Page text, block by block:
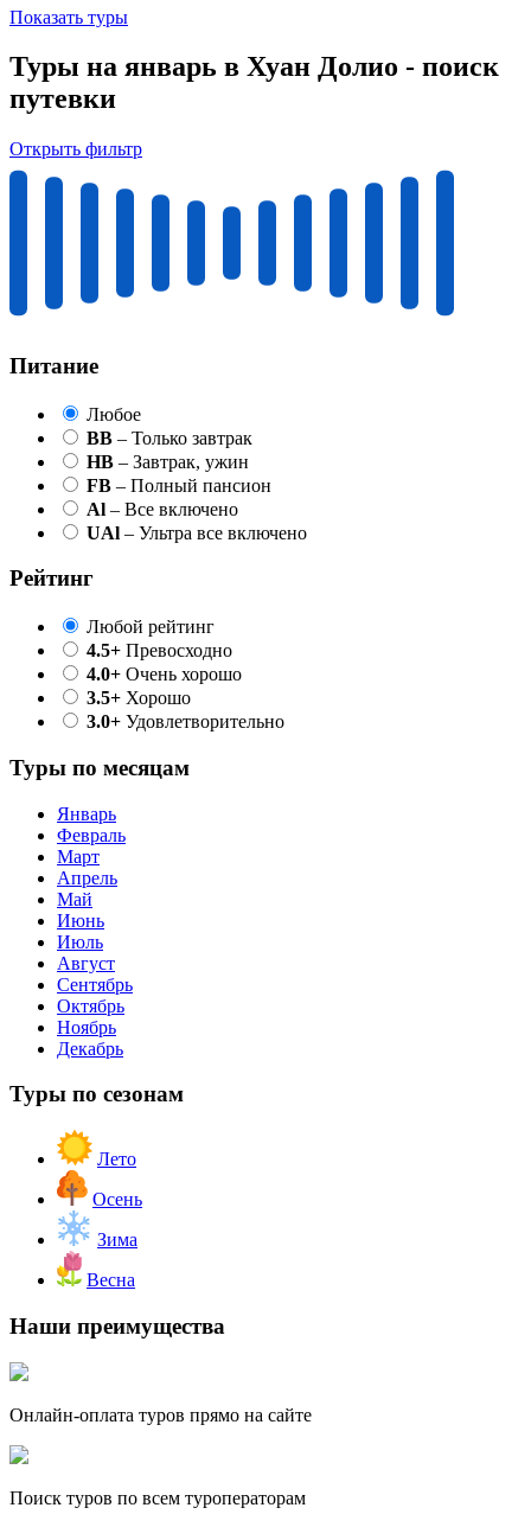
Показать туры
Туры на январь в Хуан Долио - поиск
путевки
Открыть фильтр
Питание
Любое
BB – Только завтрак
HB – Завтрак, ужин
FB – Полный пансион
Al – Все включено
UAl – Ультра все включено
Рейтинг
Любой рейтинг
4.5+ Превосходно
4.0+ Очень хорошо
3.5+ Хорошо
3.0+ Удовлетворительно
Туры по месяцам
Январь
Февраль
Март
Апрель
Май
Июнь
Июль
Август
Сентябрь
Октябрь
Ноябрь
Декабрь
Туры по сезонам
Лето
Осень
Зима
Весна
Наши преимущества
Онлайн-оплата туров прямо на сайте
Поиск туров по всем туроператорам